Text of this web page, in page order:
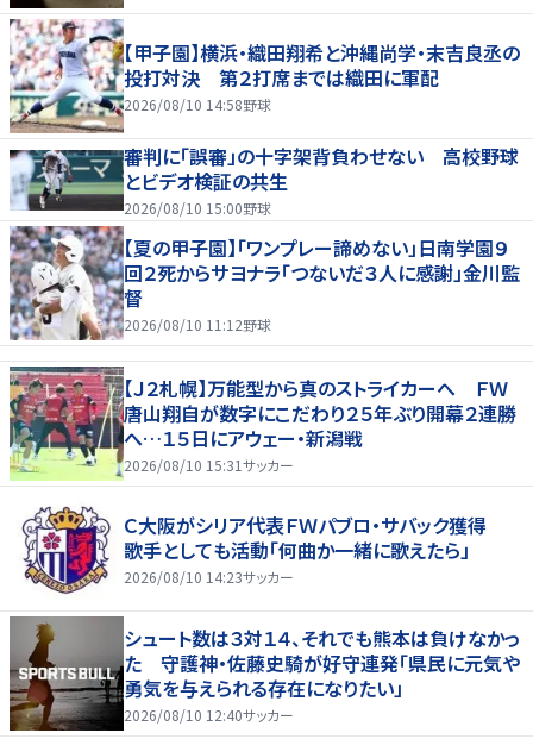
【甲子園】横浜・織田翔希と沖縄尚学・末吉良丞の
投打対決 第２打席までは織田に軍配
2026/08/10 14:58野球
審判に「誤審」の十字架背負わせない 高校野球
とビデオ検証の共生
2026/08/10 15:00野球
【夏の甲子園】「ワンプレー諦めない」日南学園９
回２死からサヨナラ「つないだ３人に感謝」金川監
督
2026/08/10 11:12野球
【Ｊ２札幌】万能型から真のストライカーへ ＦＷ
唐山翔自が数字にこだわり２５年ぶり開幕２連勝
へ…１５日にアウェー・新潟戦
2026/08/10 15:31サッカー
Ｃ大阪がシリア代表ＦＷパブロ・サバック獲得
歌手としても活動「何曲か一緒に歌えたら」
2026/08/10 14:23サッカー
シュート数は３対１４、それでも熊本は負けなかっ
た 守護神・佐藤史騎が好守連発「県民に元気や
勇気を与えられる存在になりたい」
2026/08/10 12:40サッカー